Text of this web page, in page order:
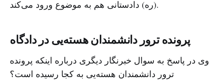
(ره) دادستانی هم به موضوع ورود می‌کند.
پرونده ترور دانشمندان هسته‌یی در دادگاه
وی در پاسخ به سوال خبرنگار دیگری درباره اینکه پرونده
ترور دانشمندان هسته‌یی به کجا رسیده است؟